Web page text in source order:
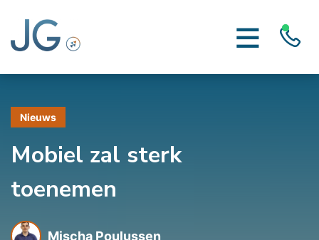
Nieuws
Mobiel zal sterk
toenemen
Mischa Poulussen